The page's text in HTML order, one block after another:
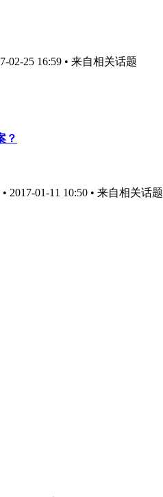
02-25 16:59 • 来自相关话题
？
2017-01-11 10:50 • 来自相关话题